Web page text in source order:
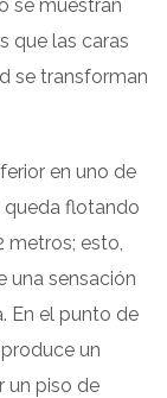
se muestran
que las caras
se transforman
en uno de
queda flotando
metros; esto,
una sensación
En el punto de
un
un piso de